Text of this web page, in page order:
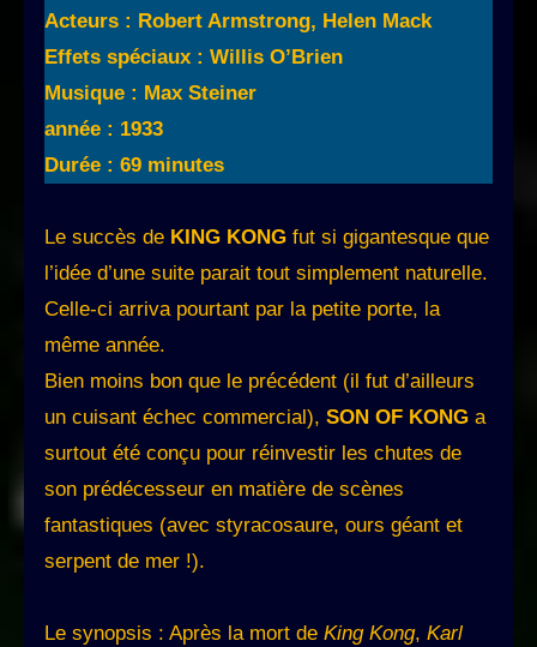
Acteurs : Robert Armstrong, Helen Mack
Effets spéciaux : Willis O’Brien
Musique : Max Steiner
année : 1933
Durée : 69 minutes
Le succès de KING KONG fut si gigantesque que
l’idée d’une suite parait tout simplement naturelle.
Celle-ci arriva pourtant par la petite porte, la
même année.
Bien moins bon que le précédent (il fut d’ailleurs
un cuisant échec commercial), SON OF KONG a
surtout été conçu pour réinvestir les chutes de
son prédécesseur en matière de scènes
fantastiques (avec styracosaure, ours géant et
serpent de mer !).
Le synopsis : Après la mort de King Kong, Karl